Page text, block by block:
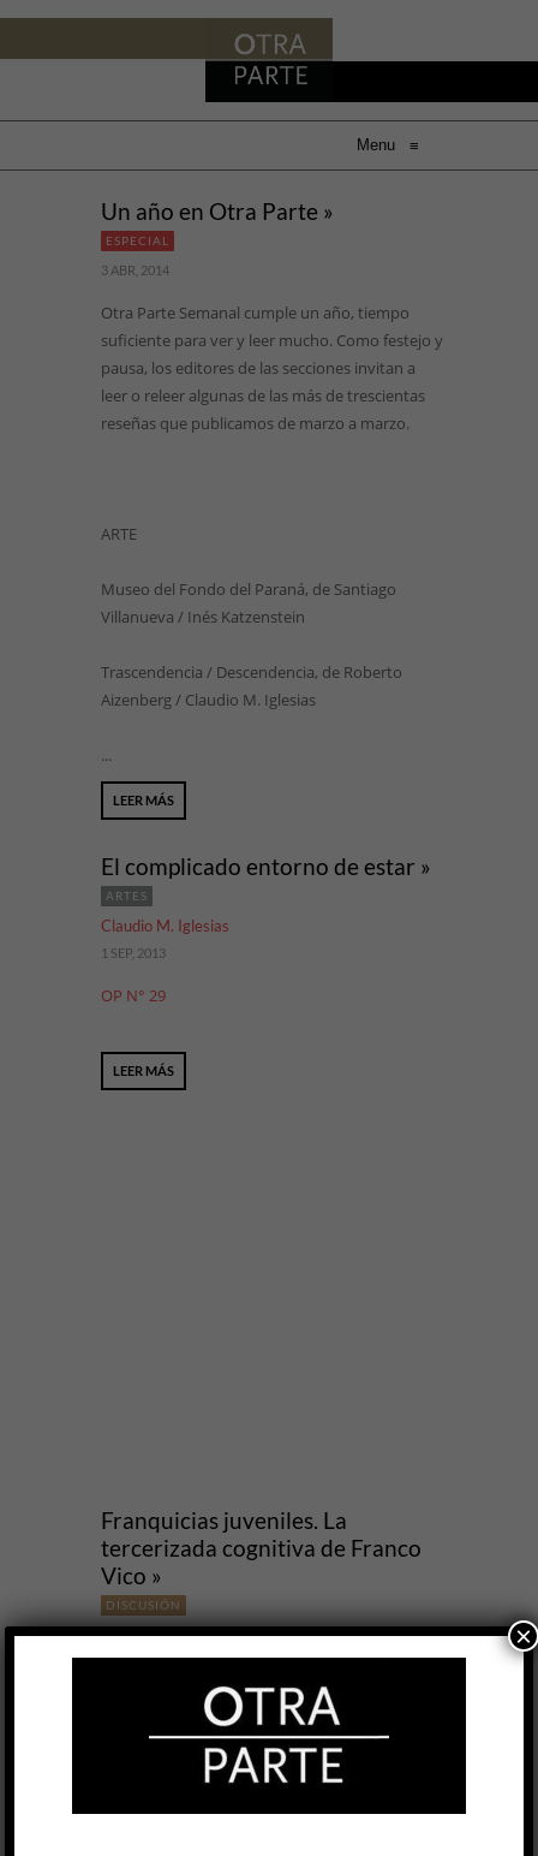
Menu ≡
Un año en Otra Parte »
ESPECIAL
3 ABR, 2014
Otra Parte Semanal cumple un año, tiempo
suficiente para ver y leer mucho. Como festejo y
pausa, los editores de las secciones invitan a
leer o releer algunas de las más de trescientas
reseñas que publicamos de marzo a marzo.
ARTE
Museo del Fondo del Paraná, de Santiago
Villanueva / Inés Katzenstein
Trascendencia / Descendencia, de Roberto
Aizenberg / Claudio M. Iglesias
...
LEER MÁS
El complicado entorno de estar »
ARTES
Claudio M. Iglesias
1 SEP, 2013
OP N° 29
LEER MÁS
Franquicias juveniles. La
tercerizada cognitiva de Franco
Vico »
DISCUSIÓN
Claudio M. Iglesias
15 AGO, 2013
La particularidad más llamativa del reciente
premio de la Fundación Vairoletto (la obra de
Franco Vico ganadora del Premio Faena a las
Artes que redundó en una selección-premio de
veinticinco proyectos) no proviene del género
×